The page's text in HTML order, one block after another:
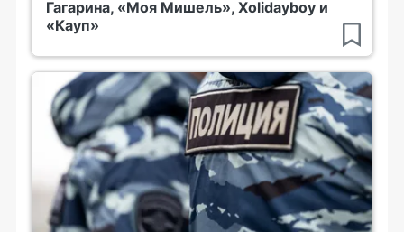
Гагарина, «Моя Мишель», Xolidayboy и
«Кауп»